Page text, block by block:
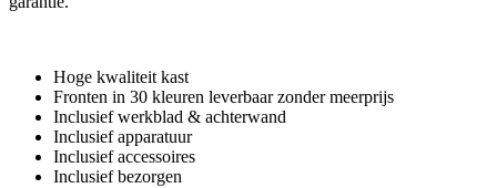
Hoge kwaliteit kast
Fronten in 30 kleuren leverbaar zonder meerprijs
Inclusief werkblad & achterwand
Inclusief apparatuur
Inclusief accessoires
Inclusief bezorgen